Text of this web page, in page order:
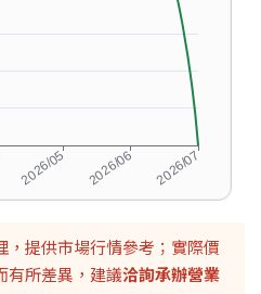
提供市場行情參考；實際價
有所差異，建議洽詢承辦營業